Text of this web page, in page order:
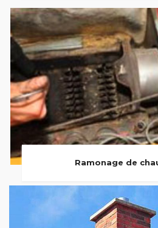
Ramonage de